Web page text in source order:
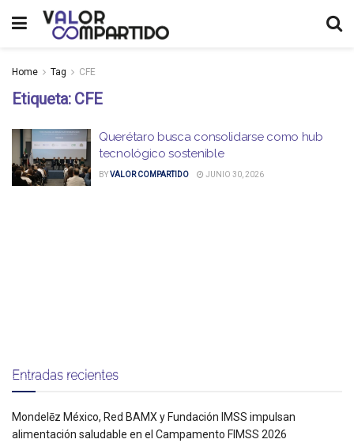
Home Tag CFE
Etiqueta: CFE
Querétaro busca consolidarse como hub
tecnológico sostenible
BYVALOR COMPARTIDO JUNIO 30, 2026
Entradas recientes
Mondelēz México, Red BAMX y Fundación IMSS impulsan
alimentación saludable en el Campamento FIMSS 2026